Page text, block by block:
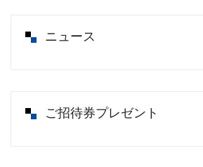
ニュース
ご招待券プレゼント